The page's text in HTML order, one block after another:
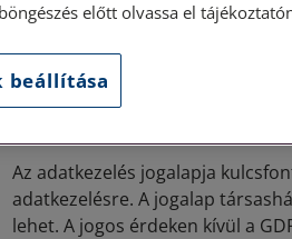
alkalmazni a Nemzeti
figyelembevételével. A
Társasházi Törvény szabályozza.
Az adatkezelés jogalapja
adatkezelésre. A jogalap
lehet. A jogos érdeken kívül a
előtt olvassa el
beállítása